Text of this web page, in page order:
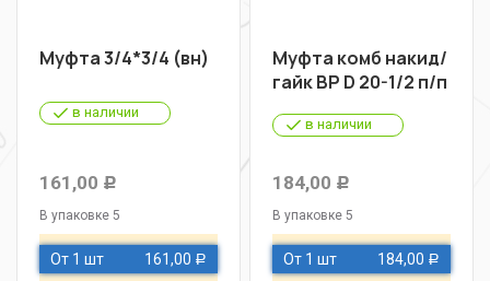
Муфта 3/4*3/4 (вн)
в наличии
161,00 Р
В упаковке 5
От 1 шт 161,00 Р
Муфта комб накид/
гайк ВР D 20-1/2 п/п
в наличии
184,00 Р
В упаковке 5
От 1 шт 184,00 Р